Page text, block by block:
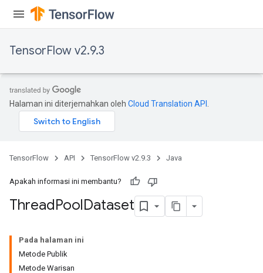
TensorFlow v2.9.3
Halaman ini diterjemahkan oleh Cloud Translation API
TensorFlow API TensorFlow v2.9.3 Java
Apakah informasi ini membantu?
ThreadPoolDataset
Pada halaman ini
Metode Publik
Metode Warisan